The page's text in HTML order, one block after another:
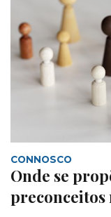
CONNOSCO
Onde se